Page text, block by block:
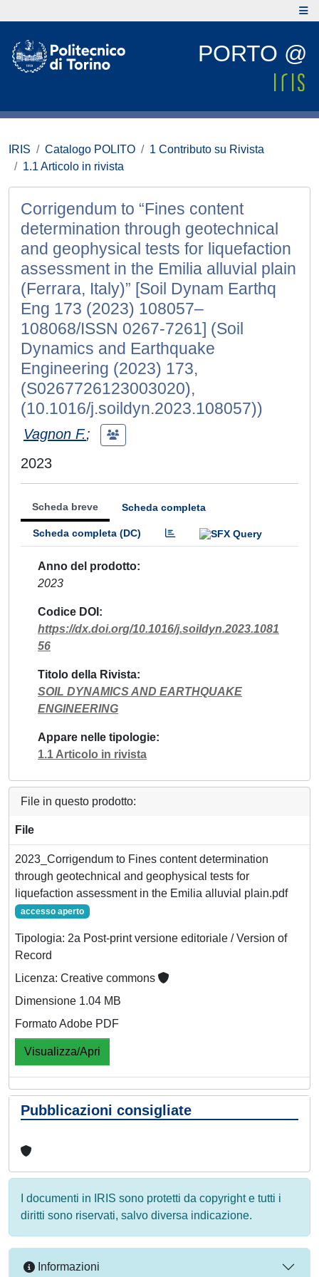
PORTO @
IRIS Catalogo POLITO
1 Contributo su Rivista
1.1 Articolo in rivista
Corrigendum to “Fines content
determination through geotechnical
and geophysical tests for liquefaction
assessment in the Emilia alluvial plain
(Ferrara, Italy)” [Soil Dynam Earthq
Eng 173 (2023) 108057–
108068/ISSN 0267-7261] (Soil
Dynamics and Earthquake
Engineering (2023) 173,
(S0267726123003020),
(10.1016/j.soildyn.2023.108057))
Vagnon F.;
2023
Scheda breve Scheda completa
Scheda completa (DC)
Anno del prodotto
2023
Codice DOI
https://dx.doi.org/10.1016/j.soildyn.2023.1081
56
Titolo della Rivista
SOIL DYNAMICS AND EARTHQUAKE
ENGINEERING
Appare nelle tipologie
1.1 Articolo in rivista
File in questo prodotto:
File
2023_Corrigendum to Fines content determination
through geotechnical and geophysical tests for
liquefaction assessment in the Emilia alluvial plain.pdf
accesso aperto
Tipologia: 2a Post-print versione editoriale / Version of
Record
Licenza: Creative commons
Dimensione 1.04 MB
Formato Adobe PDF
Visualizza/Apri
Pubblicazioni consigliate
I documenti in IRIS sono protetti da copyright e tutti i
diritti sono riservati, salvo diversa indicazione.
Informazioni